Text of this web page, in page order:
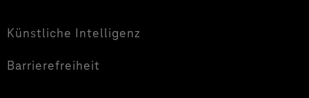
Künstliche Intelligenz
Barrierefreiheit